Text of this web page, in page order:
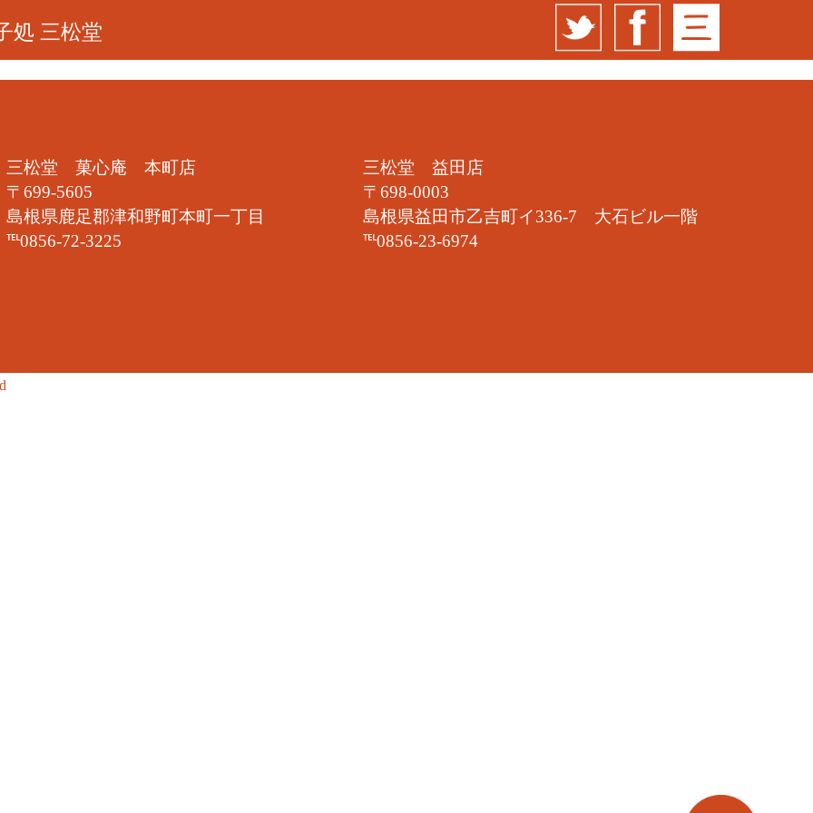
処 三松堂
三松堂 菓心庵 本町店
〒699-5605
島根県鹿足郡津和野町本町一丁目
℡0856-72-3225
三松堂 益田店
〒698-0003
島根県益田市乙吉町イ336-7 大石ビル一階
℡0856-23-6974